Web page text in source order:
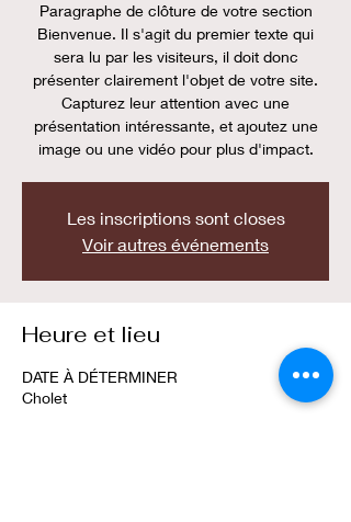
Paragraphe de clôture de votre section
Bienvenue. Il s'agit du premier texte qui
sera lu par les visiteurs, il doit donc
présenter clairement l'objet de votre site.
Capturez leur attention avec une
présentation intéressante, et ajoutez une
image ou une vidéo pour plus d'impact.
Les inscriptions sont closes
Voir autres événements
Heure et lieu
DATE À DÉTERMINER
Cholet